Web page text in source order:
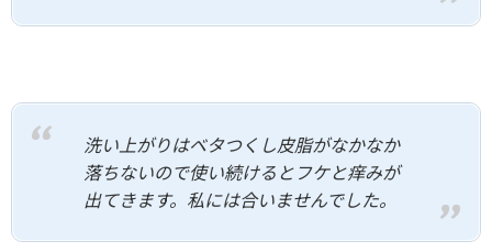
洗い上がりはベタつくし皮脂がなかなか
落ちないので使い続けるとフケと痒みが
出てきます。私には合いませんでした。